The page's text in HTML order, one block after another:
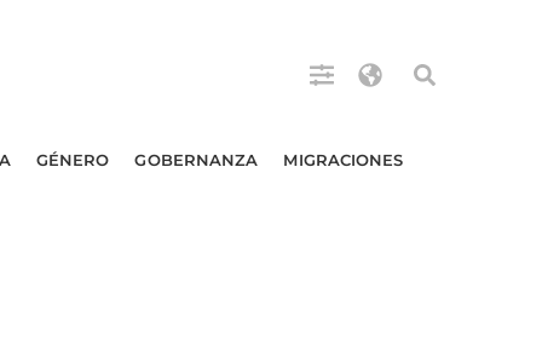
GÉNERO GOBERNANZA MIGRACIONES